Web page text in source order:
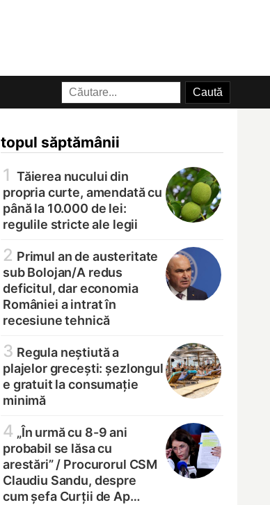
topul săptămânii
1 Tăierea nucului din
propria curte, amendată cu
până la 10.000 de lei:
regulile stricte ale legii
2 Primul an de austeritate
sub Bolojan/A redus
deficitul, dar economia
României a intrat în
recesiune tehnică
3 Regula neștiută a
plajelor grecești: șezlongul
e gratuit la consumație
minimă
4 „În urmă cu 8-9 ani
probabil se lăsa cu
arestări” / Procurorul CSM
Claudiu Sandu, despre
cum șefa Curții de Ap…